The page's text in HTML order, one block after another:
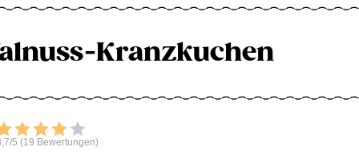
Kranzkuchen
Bewerten
5 (19 Bewertungen)